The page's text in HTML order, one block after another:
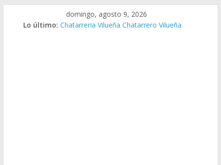
domingo, agosto 9, 2026
Lo último: Chatarreria Vilueña Chatarrero Vilueña